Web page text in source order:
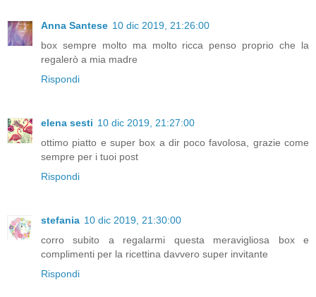
Anna Santese 10 dic 2019, 21:26:00
box sempre molto ma molto ricca penso proprio che la
regalerò a mia madre
Rispondi
elena sesti 10 dic 2019, 21:27:00
ottimo piatto e super box a dir poco favolosa, grazie come
sempre per i tuoi post
Rispondi
stefania 10 dic 2019, 21:30:00
corro subito a regalarmi questa meravigliosa box e
complimenti per la ricettina davvero super invitante
Rispondi